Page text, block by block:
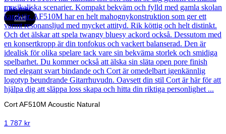
Läs mer
Cort
Cort AF510M Acoustic Natural
1 787 kr